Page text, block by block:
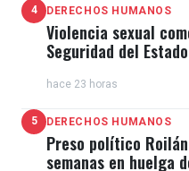
4 DERECHOS HUMANOS
Violencia sexual
Seguridad del
hace 23 horas
5 DERECHOS HUMANOS
Preso político
semanas en huelga